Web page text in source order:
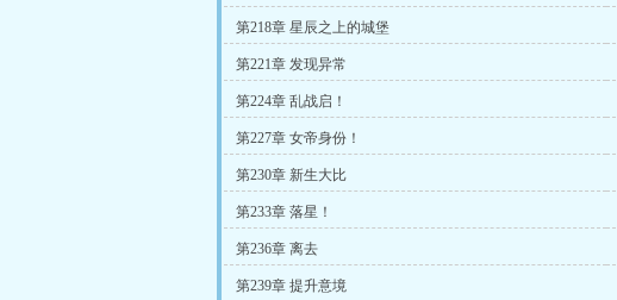
第218章 星辰之上的城堡
第221章 发现异常
第224章 乱战启！
第227章 女帝身份！
第230章 新生大比
第233章 落星！
第236章 离去
第239章 提升意境